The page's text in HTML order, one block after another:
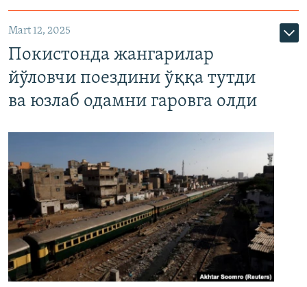
Mart 12, 2025
Покистонда жангарилар
йўловчи поездини ўққа тутди
ва юзлаб одамни гаровга олди